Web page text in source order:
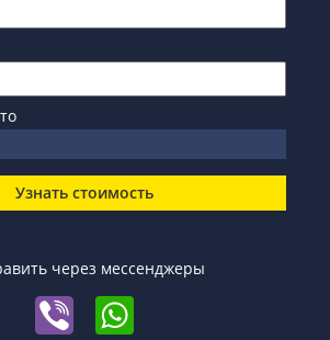
Узнать стоимость
через мессенджеры